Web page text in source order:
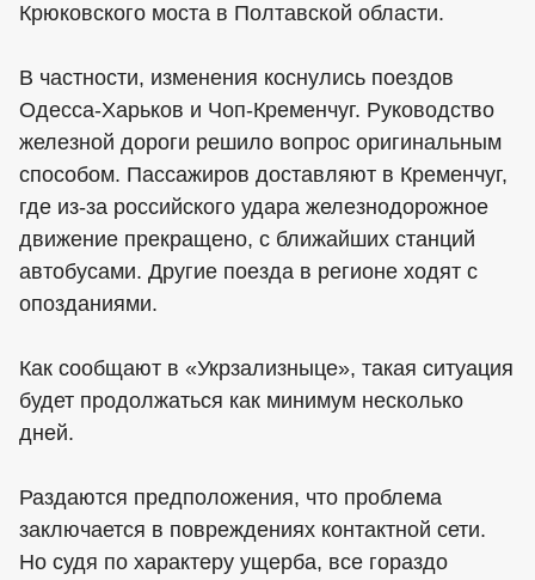
Крюковского моста в Полтавской области.
В частности, изменения коснулись поездов
Одесса-Харьков и Чоп-Кременчуг. Руководство
железной дороги решило вопрос оригинальным
способом. Пассажиров доставляют в Кременчуг,
где из-за российского удара железнодорожное
движение прекращено, с ближайших станций
автобусами. Другие поезда в регионе ходят с
опозданиями.
Как сообщают в «Укрзализныце», такая ситуация
будет продолжаться как минимум несколько
дней.
Раздаются предположения, что проблема
заключается в повреждениях контактной сети.
Но судя по характеру ущерба, все гораздо